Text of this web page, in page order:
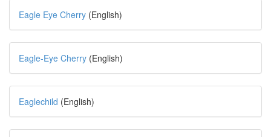
Eagle Eye Cherry (English)
Eagle-Eye Cherry (English)
Eaglechild (English)